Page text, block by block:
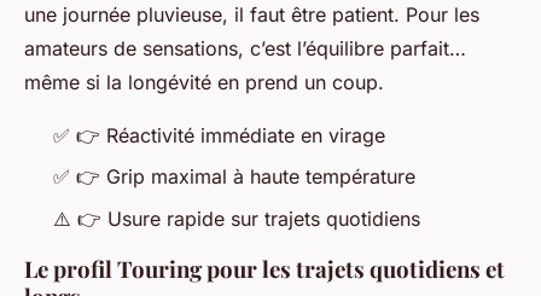
une journée pluvieuse, il faut être patient. Pour les
amateurs de sensations, c’est l’équilibre parfait…
même si la longévité en prend un coup.
✅ 👉 Réactivité immédiate en virage
✅ 👉 Grip maximal à haute température
⚠️ 👉 Usure rapide sur trajets quotidiens
Le profil Touring pour les trajets quotidiens et